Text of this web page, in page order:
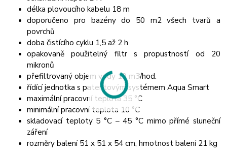
délka plovoucího kabelu 18 m
doporučeno pro bazény do 50 m2 všech tvarů a
povrchů
doba čistícího cyklu 1,5 až 2 h
opakovaně použitelný filtr s propustností od 20
mikronů
přefiltrovaný objem vody 19 m3/hod.
řídící jednotka s patentovým systémem Aqua Smart
maximální pracovní teplota 35 °C
minimální pracovní teplota 10 °C
skladovací teploty 5 °C – 45 °C mimo přímé sluneční
záření
rozměry balení 51 x 51 x 54 cm, hmotnost balení 21 kg